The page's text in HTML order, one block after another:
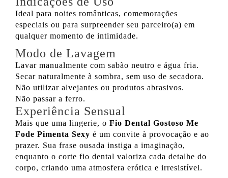
Ideal para noites românticas, comemorações
especiais ou para surpreender seu parceiro(a) em
qualquer momento de intimidade.
Modo de Lavagem
Lavar manualmente com sabão neutro e água fria.
Secar naturalmente à sombra, sem uso de secadora.
Não utilizar alvejantes ou produtos abrasivos.
Não passar a ferro.
Experiência Sensual
Mais que uma lingerie, o Fio Dental Gostoso Me
Fode Pimenta Sexy é um convite à provocação e ao
prazer. Sua frase ousada instiga a imaginação,
enquanto o corte fio dental valoriza cada detalhe do
corpo, criando uma atmosfera erótica e irresistível.